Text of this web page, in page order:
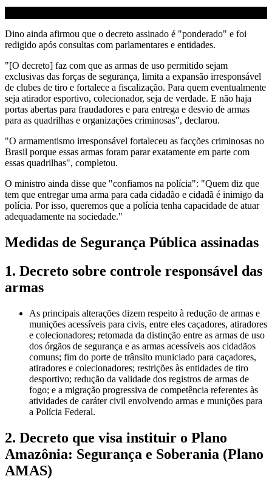
Dino ainda afirmou que o decreto assinado é "ponderado" e foi
redigido após consultas com parlamentares e entidades.
"[O decreto] faz com que as armas de uso permitido sejam
exclusivas das forças de segurança, limita a expansão irresponsável
de clubes de tiro e fortalece a fiscalização. Para quem eventualmente
seja atirador esportivo, colecionador, seja de verdade. E não haja
portas abertas para fraudadores e para entrega e desvio de armas
para as quadrilhas e organizações criminosas", declarou.
"O armamentismo irresponsável fortaleceu as facções criminosas no
Brasil porque essas armas foram parar exatamente em parte com
essas quadrilhas", completou.
O ministro ainda disse que "confiamos na polícia": "Quem diz que
tem que entregar uma arma para cada cidadão e cidadã é inimigo da
polícia. Por isso, queremos que a polícia tenha capacidade de atuar
adequadamente na sociedade."
Medidas de Segurança Pública assinadas
1. Decreto sobre controle responsável das
armas
As principais alterações dizem respeito à redução de armas e
munições acessíveis para civis, entre eles caçadores, atiradores
e colecionadores; retomada da distinção entre as armas de uso
dos órgãos de segurança e as armas acessíveis aos cidadãos
comuns; fim do porte de trânsito municiado para caçadores,
atiradores e colecionadores; restrições às entidades de tiro
desportivo; redução da validade dos registros de armas de
fogo; e a migração progressiva de competência referentes às
atividades de caráter civil envolvendo armas e munições para
a Polícia Federal.
2. Decreto que visa instituir o Plano
Amazônia: Segurança e Soberania (Plano
AMAS)